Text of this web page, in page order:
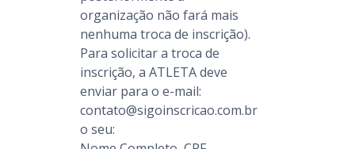
organização não fará mais
nenhuma troca de inscrição).
Para solicitar a troca de
inscrição, a ATLETA deve
enviar para o e-mail:
contato@sigoinscricao.com.br
o seu: